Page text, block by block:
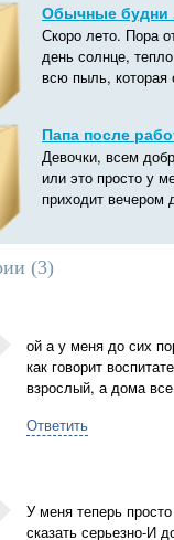
Обычные будни
Скоро лето. Пора
день солнце,
всю пыль, которая
Папа после
Девочки, всем
или это просто у
приходит вечером
(3)
ой а у меня до сих
как говорит
взрослый, а дома
Ответить
У меня теперь
сказать серьезно-И